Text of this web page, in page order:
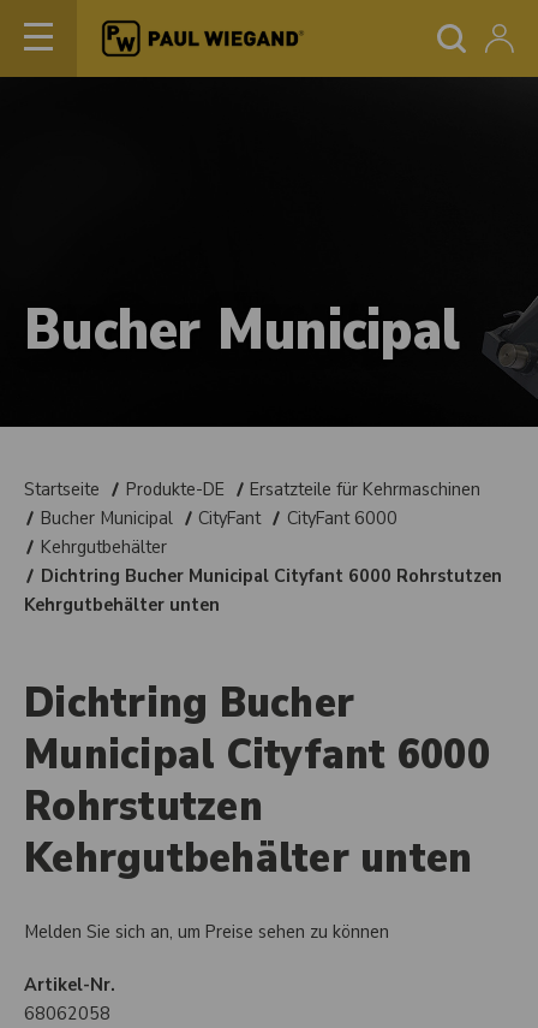
Bucher Municipal
Startseite Produkte-DE
Ersatzteile für Kehrmaschinen
Bucher Municipal
CityFant
CityFant 6000
Kehrgutbehälter
Dichtring Bucher Municipal Cityfant 6000 Rohrstutzen
Kehrgutbehälter unten
Dichtring Bucher
Municipal Cityfant 6000
Rohrstutzen
Kehrgutbehälter unten
Melden Sie sich an, um Preise sehen zu können
Artikel-Nr.
68062058